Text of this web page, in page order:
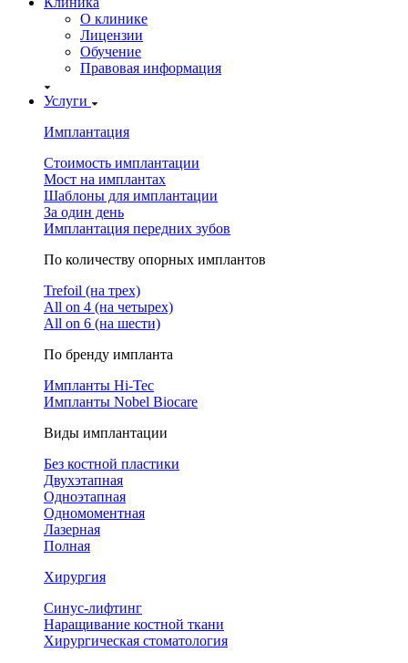
О клинике
Лицензии
Обучение
Правовая информация
Услуги
Имплантация
Стоимость имплантации
Мост на имплантах
Шаблоны для имплантации
За один день
Имплантация передних зубов
По количеству опорных имплантов
Trefoil (на трех)
All on 4 (на четырех)
All on 6 (на шести)
По бренду импланта
Импланты Hi-Tec
Импланты Nobel Biocare
Виды имплантации
Без костной пластики
Двухэтапная
Одноэтапная
Одномоментная
Лазерная
Полная
Хирургия
Синус-лифтинг
Наращивание костной ткани
Хирургическая стоматология